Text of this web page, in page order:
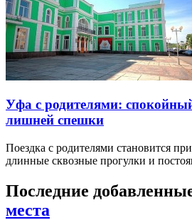
Уфа с родителями:
лишней спешки
Поездка с родителями становится
длинные сквозные прогулки и
Последние
места